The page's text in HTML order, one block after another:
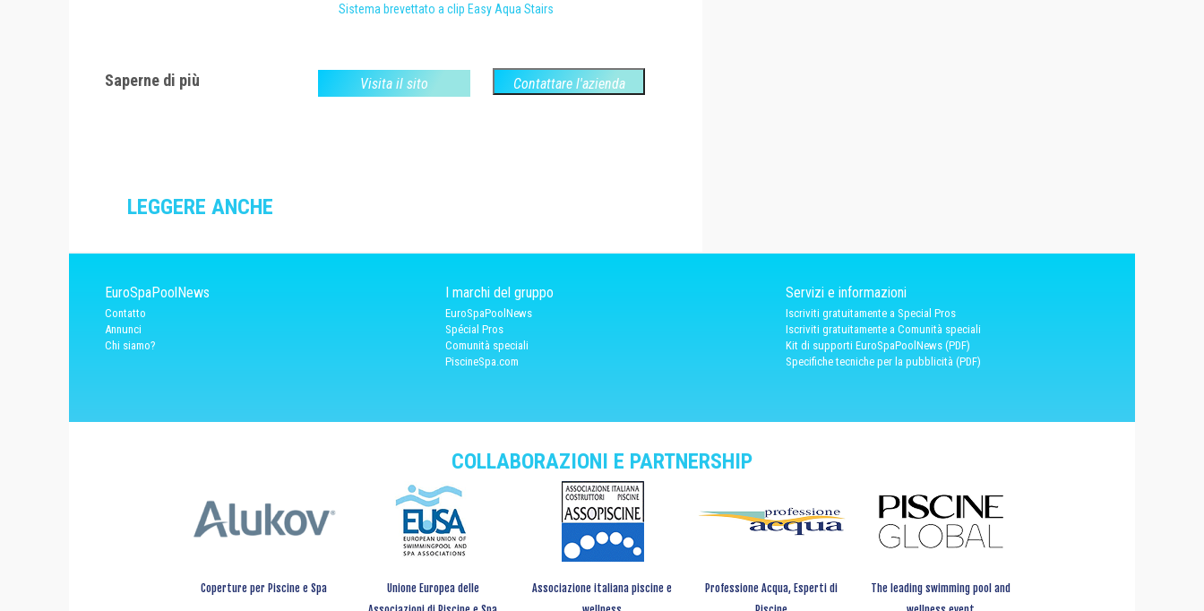
Sistema brevettato a clip Easy Aqua Stairs
Saperne di più Visita il sito Contattare l'azienda
LEGGERE ANCHE
EuroSpaPoolNews
Contatto
Annunci
Chi siamo?
I marchi del gruppo
EuroSpaPoolNews
Spécial Pros
Comunità speciali
PiscineSpa.com
Servizi e informazioni
Iscriviti gratuitamente a Special Pros
Iscriviti gratuitamente a Comunità speciali
Kit di supporti EuroSpaPoolNews (PDF)
Specifiche tecniche per la pubblicità (PDF)
COLLABORAZIONI E PARTNERSHIP
Coperture per Piscine e Spa
Unione Europea delle
Associazione italiana piscine e
Professione Acqua, Esperti di
The leading swimming pool and